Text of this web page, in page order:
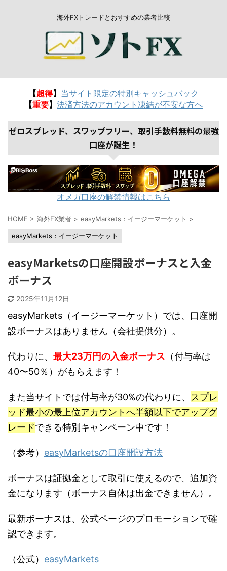
海外FXトレードとおすすめの業者比較
【超得】 当サイト限定の特別キャッシュバック
【重要】 決済方法のアカウント凍結が不安な方へ
ゼロスプレッド、スワップフリー、取引手数料無料の最強
口座が誕生！
オメガ口座の解禁情報はこちら
HOME > 海外FX業者 > easyMarkets：イージーマーケット >
easyMarkets：イージーマーケット
easyMarketsの口座開設ボーナスと入金
ボーナス
2025年11月12日
easyMarkets（イージーマーケット）では、口座開
設ボーナスはありません（会社提供分）。
代わりに、 最大23万円の入金ボーナス （付与率は
40〜50％）がもらえます！
また当サイトでは付与率が30%の代わりに、
スプレ
ッド最小の最上位アカウントへ半額以下でアップグ
レードできる特別キャンペーン中です！
（参考） easyMarketsの口座開設方法
ボーナスは証拠金として取引に使えるので、追加資
金になります（ボーナス自体は出金できません）。
最新ボーナスは、公式ページのプロモーションで確
認できます。
（公式） easyMarkets